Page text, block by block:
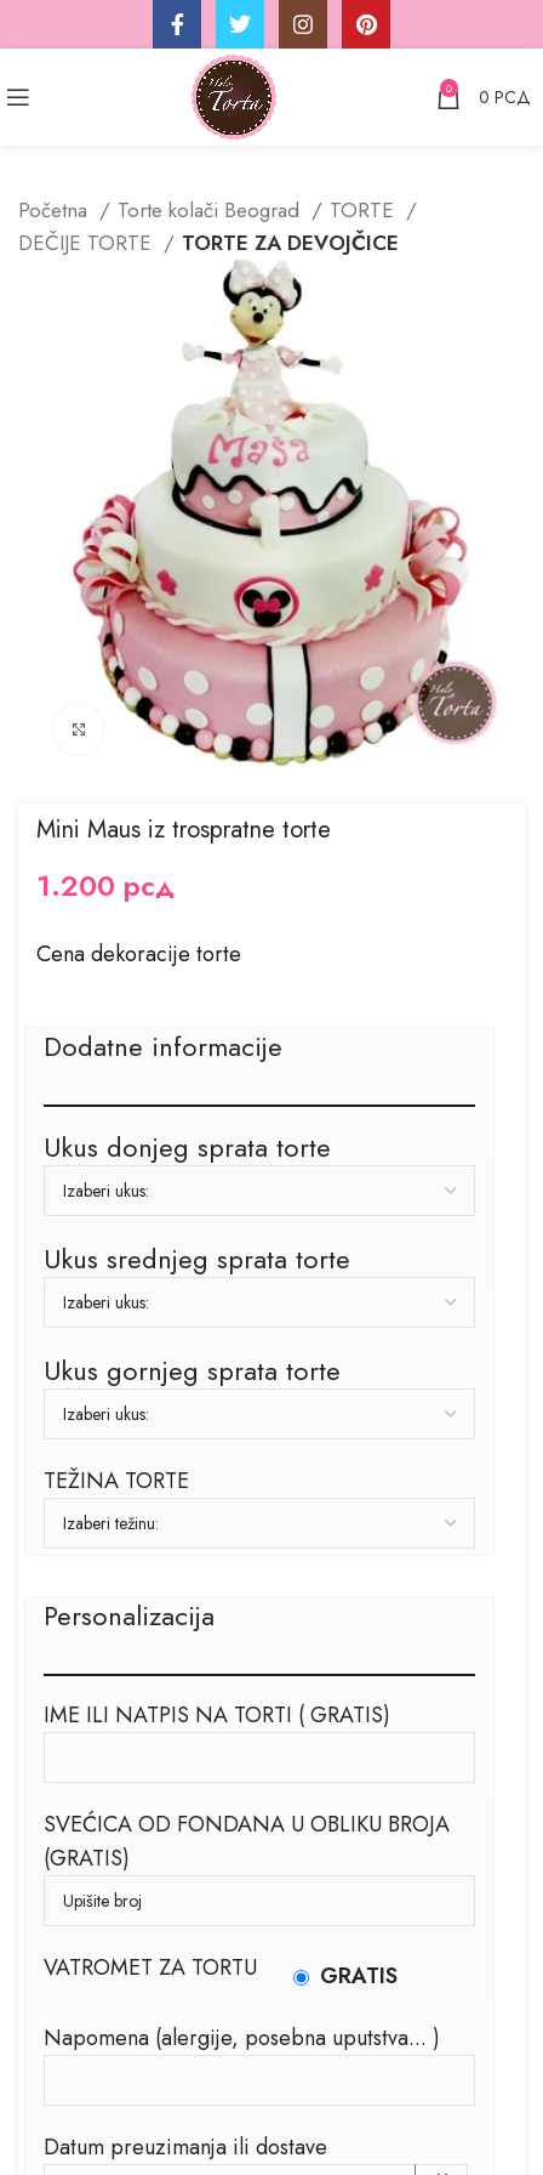
0 0 РСД
Početna Torte kolači Beograd
TORTE
DEČIJE TORTE
TORTE ZA DEVOJČICE
Kliknite za uvećanje
Mini Maus iz trospratne torte
1.200 рсд
Cena dekoracije torte
Dodatne informacije
Ukus donjeg sprata torte
Ukus srednjeg sprata torte
Ukus gornjeg sprata torte
TEŽINA TORTE
Personalizacija
IME ILI NATPIS NA TORTI ( GRATIS)
SVEĆICA OD FONDANA U OBLIKU BROJA
(GRATIS)
VATROMET ZA TORTU
GRATIS
Napomena (alergije, posebna uputstva... )
Datum preuzimanja ili dostave